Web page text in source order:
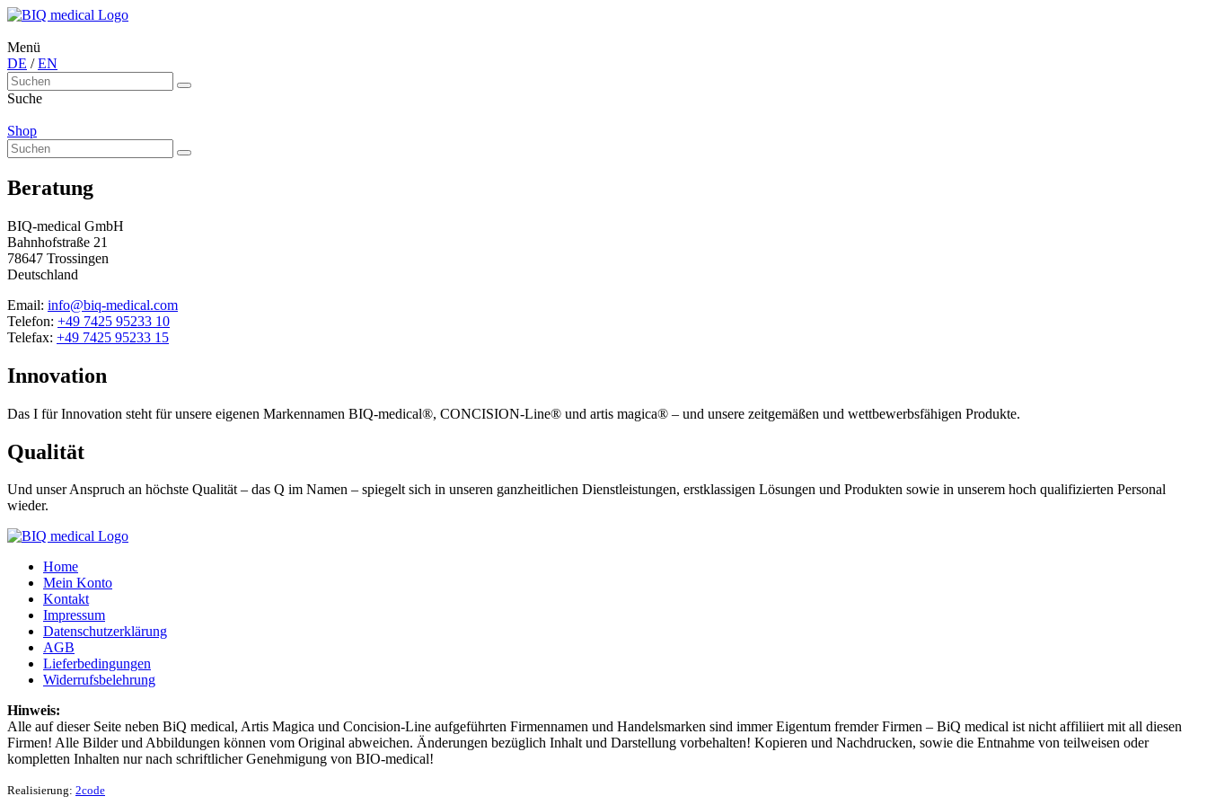
Menü
DE /EN
Suche
Shop
Beratung
BIQ-medical GmbH
Bahnhofstraße 21
78647 Trossingen
Deutschland
Email: info@biq-medical.com
Telefon: +49 7425 95233 10
Telefax: +49 7425 95233 15
Innovation
Das I für Innovation steht für unsere eigenen Markennamen BIQ-medical®, CONCISION-Line® und artis magica® – und unsere zeitgemäßen und wettbewerbsfähigen Produkte.
Qualität
Und unser Anspruch an höchste Qualität – das Q im Namen – spiegelt sich in unseren ganzheitlichen Dienstleistungen, erstklassigen Lösungen und Produkten sowie in unserem hoch qualifizierten Personal
wieder.
Home
Mein Konto
Kontakt
Impressum
Datenschutzerklärung
AGB
Lieferbedingungen
Widerrufsbelehrung
Hinweis:
Alle auf dieser Seite neben BiQ medical, Artis Magica und Concision-Line aufgeführten Firmennamen und Handelsmarken sind immer Eigentum fremder Firmen – BiQ medical ist nicht affiliiert mit all diesen
Firmen! Alle Bilder und Abbildungen können vom Original abweichen. Änderungen bezüglich Inhalt und Darstellung vorbehalten! Kopieren und Nachdrucken, sowie die Entnahme von teilweisen oder
kompletten Inhalten nur nach schriftlicher Genehmigung von BIO-medical!
Realisierung: 2code